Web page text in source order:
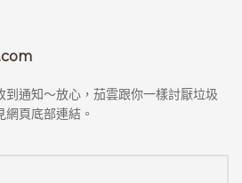
到通知～放心，茄雲跟你一樣討厭垃圾
頁底部連結。